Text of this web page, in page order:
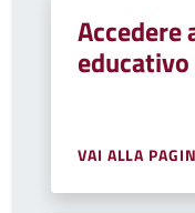
Accedere
educativo
VAI ALLA